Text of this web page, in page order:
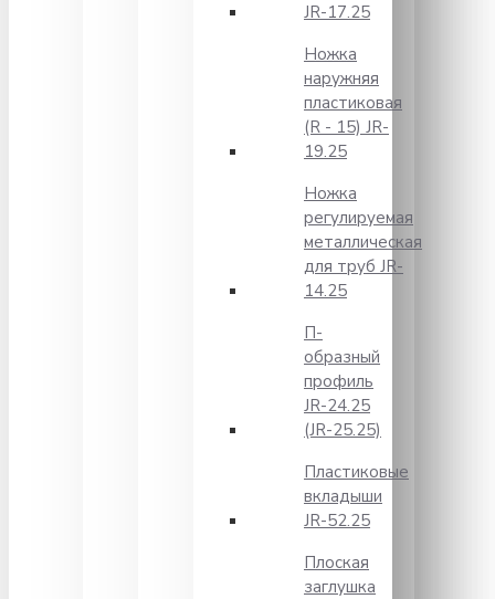
JR-17.25
Ножка
наружняя
пластиковая
(R - 15) JR-
19.25
Ножка
регулируемая
металлическая
для труб JR-
14.25
П-
образный
профиль
JR-24.25
(JR-25.25)
Пластиковые
вкладыши
JR-52.25
Плоская
заглушка